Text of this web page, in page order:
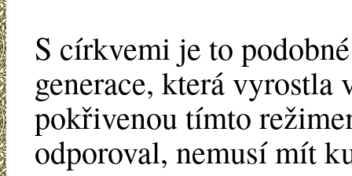
S církvemi je to
generace, která vyrostla
pokřivenou tímto
odporoval, nemusí mít